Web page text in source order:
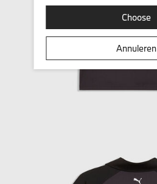
Choose
Annuleren